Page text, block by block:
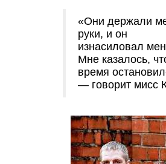
«Они держали
руки, и он
изнасиловал
Мне казалось,
время
— говорит мисс